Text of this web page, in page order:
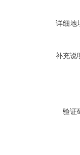
详细地
补充说
验证